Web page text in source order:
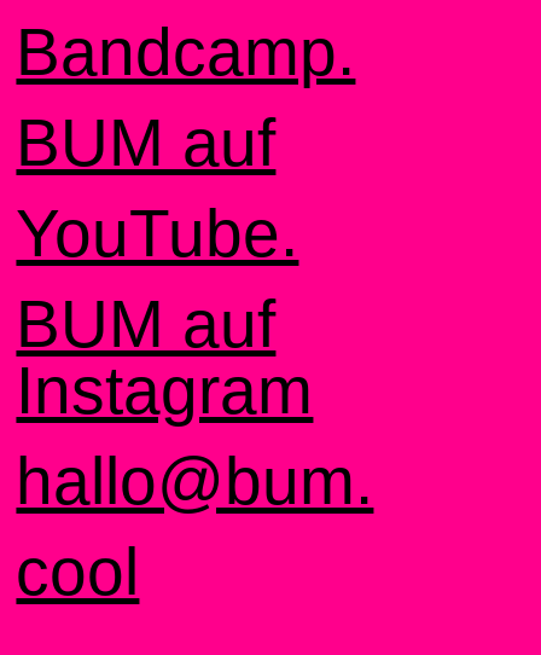
Bandcamp.
BUM auf
YouTube.
BUM auf
Instagram
hallo@bum.
cool